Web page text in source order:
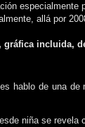
especialmente
allá por
incluida,
hablo de una de
niña se revela